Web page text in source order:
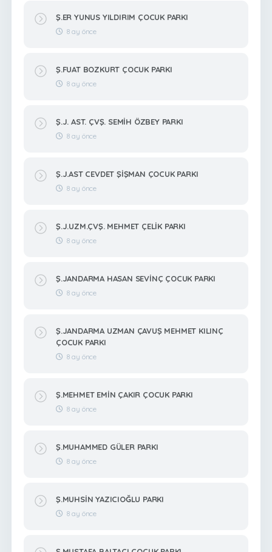
Ş.ER YUNUS YILDIRIM ÇOCUK PARKI
8 ay önce
Ş.FUAT BOZKURT ÇOCUK PARKI
8 ay önce
Ş.J. AST. ÇVŞ. SEMİH ÖZBEY PARKI
8 ay önce
Ş.J.AST CEVDET ŞİŞMAN ÇOCUK PARKI
8 ay önce
Ş.J.UZM.ÇVŞ. MEHMET ÇELİK PARKI
8 ay önce
Ş.JANDARMA HASAN SEVİNÇ ÇOCUK PARKI
8 ay önce
Ş.JANDARMA UZMAN ÇAVUŞ MEHMET KILINÇ
ÇOCUK PARKI
8 ay önce
Ş.MEHMET EMİN ÇAKIR ÇOCUK PARKI
8 ay önce
Ş.MUHAMMED GÜLER PARKI
8 ay önce
Ş.MUHSİN YAZICIOĞLU PARKI
8 ay önce